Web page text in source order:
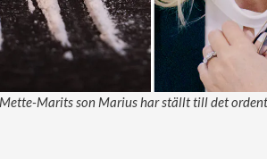
Marits son Marius har ställt till det